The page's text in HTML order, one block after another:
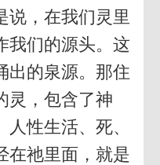
说，在我们灵里
我们的源头。这
出的泉源。那住
灵，包含了神
性生活、死、
在祂里面，就是